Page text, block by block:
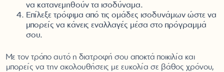
να κατανεμηθούν τα ισοδύναμα.
Επίλεξε τρόφιμα από τις ομάδες ισοδυνάμων ώστε να
μπορείς να κάνεις εναλλαγές μέσα στο πρόγραμμά
σου.
Με τον τρόπο αυτό η διατροφή σου αποκτά ποικιλία και
μπορείς να την ακολουθήσεις με ευκολία σε βάθος χρόνου,